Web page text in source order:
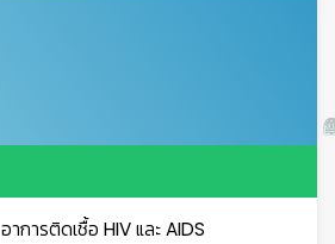
อาการติดเชื้อ HIV และ AIDS